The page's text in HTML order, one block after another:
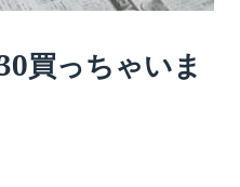
買っちゃいま